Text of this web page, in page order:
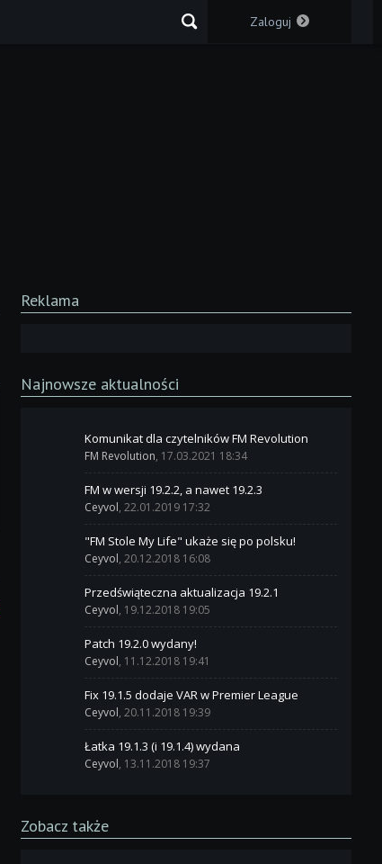
Zaloguj
Reklama
Najnowsze aktualności
Komunikat dla czytelników FM Revolution
FM Revolution, 17.03.2021 18:34
FM w wersji 19.2.2, a nawet 19.2.3
Ceyvol, 22.01.2019 17:32
"FM Stole My Life" ukaże się po polsku!
Ceyvol, 20.12.2018 16:08
Przedświąteczna aktualizacja 19.2.1
Ceyvol, 19.12.2018 19:05
Patch 19.2.0 wydany!
Ceyvol, 11.12.2018 19:41
Fix 19.1.5 dodaje VAR w Premier League
Ceyvol, 20.11.2018 19:39
Łatka 19.1.3 (i 19.1.4) wydana
Ceyvol, 13.11.2018 19:37
Zobacz także